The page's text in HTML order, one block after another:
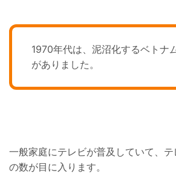
1970年代は、泥沼化するベトナ
がありました。
一般家庭にテレビが普及していて、
の数が目に入ります。